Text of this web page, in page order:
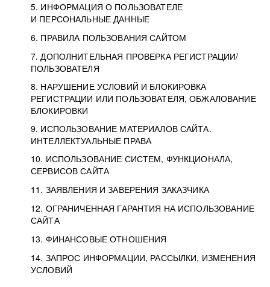
5. ИНФОРМАЦИЯ О ПОЛЬЗОВАТЕЛЕ
И ПЕРСОНАЛЬНЫЕ ДАННЫЕ
6. ПРАВИЛА ПОЛЬЗОВАНИЯ САЙТОМ
7. ДОПОЛНИТЕЛЬНАЯ ПРОВЕРКА РЕГИСТРАЦИИ/
ПОЛЬЗОВАТЕЛЯ
8. НАРУШЕНИЕ УСЛОВИЙ И БЛОКИРОВКА
РЕГИСТРАЦИИ ИЛИ ПОЛЬЗОВАТЕЛЯ, ОБЖАЛОВАНИЕ
БЛОКИРОВКИ
9. ИСПОЛЬЗОВАНИЕ МАТЕРИАЛОВ САЙТА.
ИНТЕЛЛЕКТУАЛЬНЫЕ ПРАВА
10. ИСПОЛЬЗОВАНИЕ СИСТЕМ, ФУНКЦИОНАЛА,
СЕРВИСОВ САЙТА
11. ЗАЯВЛЕНИЯ И ЗАВЕРЕНИЯ ЗАКАЗЧИКА
12. ОГРАНИЧЕННАЯ ГАРАНТИЯ НА ИСПОЛЬЗОВАНИЕ
САЙТА
13. ФИНАНСОВЫЕ ОТНОШЕНИЯ
14. ЗАПРОС ИНФОРМАЦИИ, РАССЫЛКИ, ИЗМЕНЕНИЯ
УСЛОВИЙ